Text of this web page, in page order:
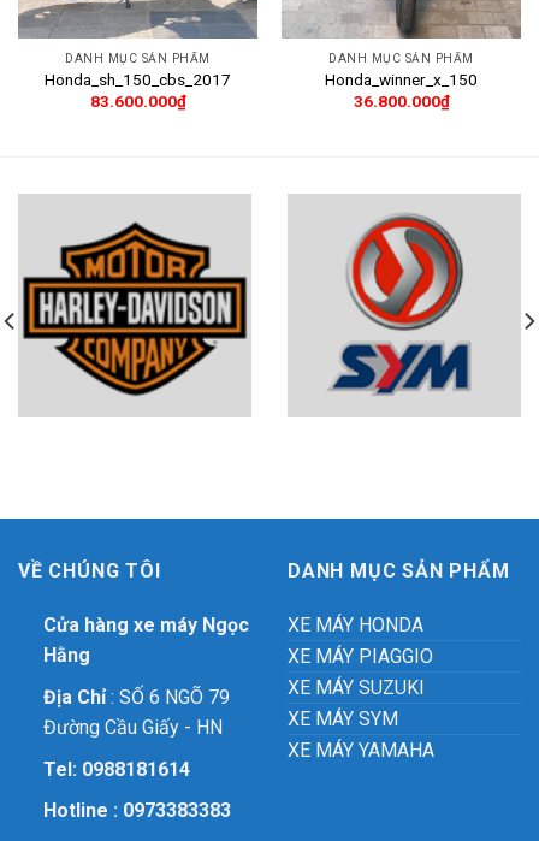
DANH MỤC SẢN PHẨM
Honda_sh_150_cbs_2017
83.600.000₫
DANH MỤC SẢN PHẨM
Honda_winner_x_150
36.800.000₫
VỀ CHÚNG TÔI
Cửa hàng xe máy Ngọc
Hằng
Địa Chỉ: SỐ 6 NGÕ 79
Đường Cầu Giấy - HN
Tel: 0988181614
Hotline : 0973383383
DANH MỤC SẢN PHẨM
XE MÁY HONDA
XE MÁY PIAGGIO
XE MÁY SUZUKI
XE MÁY SYM
XE MÁY YAMAHA